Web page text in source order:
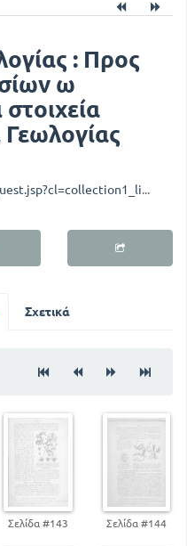
: Προς
ω
http://diglib.ypepth.gr/awweb/guest.jsp?cl=collection1_lib&qt=32&lb_document_id=60822
Σχετικά
Σελίδα #143 Σελίδα #144